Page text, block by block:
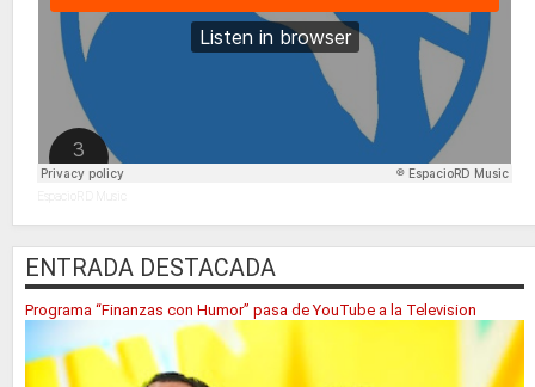
ENTRADA DESTACADA
Programa “Finanzas con Humor” pasa de YouTube a la Television